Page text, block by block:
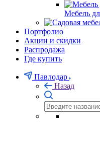
Мебель
Портфолио
Акции и скидки
Распродажа
Где купить
Павлодар
Назад